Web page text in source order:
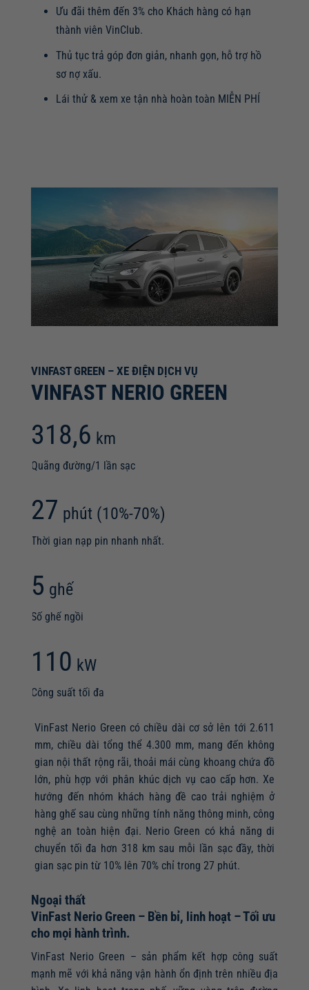
Ưu đãi thêm đến 3% cho Khách hàng có hạn
thành viên VinClub.
Thủ tục trả góp đơn giản, nhanh gọn, hỗ trợ hồ
sơ nợ xấu.
Lái thử & xem xe tận nhà hoàn toàn MIỄN PHÍ
VINFAST GREEN – XE ĐIỆN DỊCH VỤ
VINFAST NERIO GREEN
318,6 km
Quãng đường/1 lần sạc
27 phút (10%-70%)
Thời gian nạp pin nhanh nhất.
5 ghế
Số ghế ngồi
110 kW
Công suất tối đa
VinFast Nerio Green có chiều dài cơ sở lên tới 2.611
mm, chiều dài tổng thể 4.300 mm, mang đến không
gian nội thất rộng rãi, thoải mái cùng khoang chứa đồ
lớn, phù hợp với phân khúc dịch vụ cao cấp hơn. Xe
hướng đến nhóm khách hàng đề cao trải nghiệm ở
hàng ghế sau cùng những tính năng thông minh, công
nghệ an toàn hiện đại. Nerio Green có khả năng di
chuyển tối đa hơn 318 km sau mỗi lần sạc đầy, thời
gian sạc pin từ 10% lên 70% chỉ trong 27 phút.
Ngoại thất
VinFast Nerio Green – Bền bỉ, linh hoạt – Tối ưu
cho mọi hành trình.
VinFast Nerio Green – sản phẩm kết hợp công suất
mạnh mẽ với khả năng vận hành ổn định trên nhiều địa